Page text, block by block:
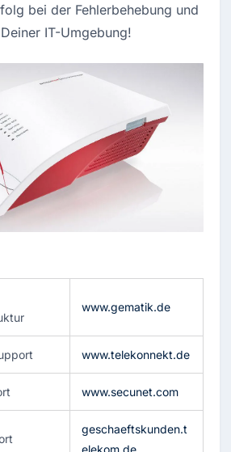
bei der Fehlerbehebung und
IT-Umgebung!
www.gematik.de
www.telekonnekt.de
www.secunet.com
geschaeftskunden.t